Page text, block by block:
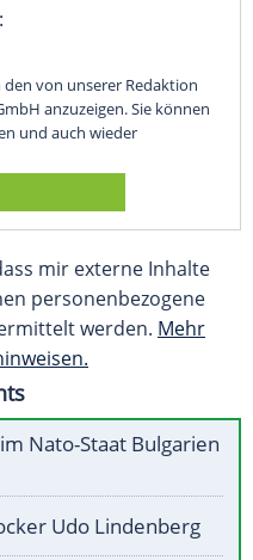
von unserer Redaktion
anzuzeigen. Sie können
und auch wieder
mir externe Inhalte
personenbezogene
werden. Mehr
Nato-Staat Bulgarien
Udo Lindenberg